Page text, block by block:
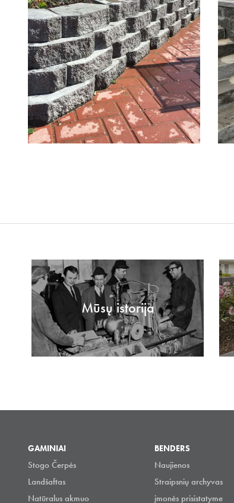
Mūsų istorija
GAMINIAI
Stogo Čerpės
Landšaftas
Natūralus akmuo
BENDERS
Naujienos
Straipsnių archyvas
įmonės prisistatyme